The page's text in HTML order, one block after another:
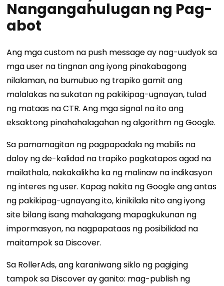
Nangangahulugan ng Pag-
abot
Ang mga custom na push message ay nag-uudyok sa
mga user na tingnan ang iyong pinakabagong
nilalaman, na bumubuo ng trapiko gamit ang
malalakas na sukatan ng pakikipag-ugnayan, tulad
ng mataas na CTR. Ang mga signal na ito ang
eksaktong pinahahalagahan ng algorithm ng Google.
Sa pamamagitan ng pagpapadala ng mabilis na
daloy ng de-kalidad na trapiko pagkatapos agad na
mailathala, nakakalikha ka ng malinaw na indikasyon
ng interes ng user. Kapag nakita ng Google ang antas
ng pakikipag-ugnayang ito, kinikilala nito ang iyong
site bilang isang mahalagang mapagkukunan ng
impormasyon, na nagpapataas ng posibilidad na
maitampok sa Discover.
Sa RollerAds, ang karaniwang siklo ng pagiging
tampok sa Discover ay ganito: mag-publish ng